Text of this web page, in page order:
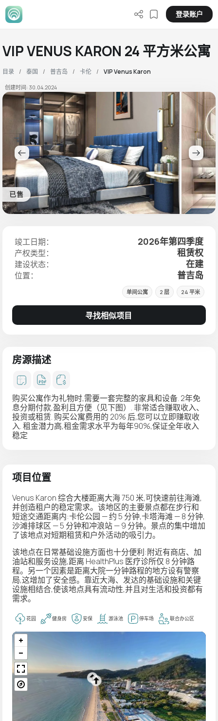
登录账户
VIP VENUS KARON 24 平方米公寓
目录 泰国 普吉岛 卡伦 VIP Venus Karon
创建时间: 30.04.2024
已售
竣工日期： 2026年第四季度
产权类型： 租赁权
建设状态： 在建
位置： 普吉岛
单间公寓 2 层 24 平米
寻找相似项目
房源描述
购买公寓作为礼物时,需要一套完整的家具和设备. 2年免
息分期付款,盈利且方便（见下图）. 非常适合赚取收入、
投资或租赁. 购买公寓费用的 20% 后,您可以立即赚取收
入. 租金潜力高,租金需求水平为每年90%,保证全年收入
稳定
项目位置
Venus Karon 综合大楼距离大海 750 米,可快速前往海滩,
并创造租户的稳定需求。该地区的主要景点都在步行和
短途交通距离内:卡伦公园 — 约 5 分钟,卡塔海滩 — 8 分钟,
沙滩排球区 — 5 分钟和冲浪站 — 9 分钟。景点的集中增加
了该地点对短期租赁和户外活动的吸引力。
该地点在日常基础设施方面也十分便利:附近有商店、加
油站和服务设施,距离 HealthPlus 医疗诊所仅 8 分钟路
程。另一个因素是距离大院一分钟路程的地方设有警察
局,这增加了安全感。靠近大海、发达的基础设施和关键
设施相结合,使该地点具有流动性,并且对生活和投资都有
需求。
花园 健身房 安保 游泳池 停车场 联合办公区